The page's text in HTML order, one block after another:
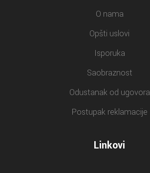
O nama
Opšti uslovi
Isporuka
Saobraznost
Odustanak od ugovora
Postupak reklamacije
Linkovi